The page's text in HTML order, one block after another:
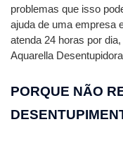
problemas que isso
ajuda de uma empresa
atenda 24 horas por
Aquarella
PORQUE NÃO